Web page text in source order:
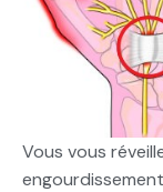
Vous vous